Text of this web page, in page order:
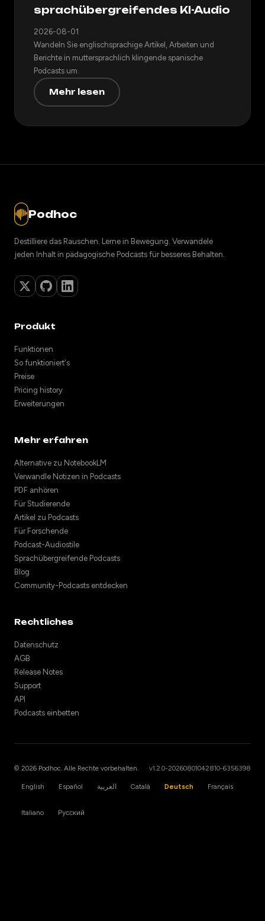
sprachübergreifendes KI-Audio
2026-08-01
Wandeln Sie englischsprachige Artikel, Arbeiten und
Berichte in muttersprachlich klingende spanische
Podcasts um.
Mehr lesen
Podhoc
Destilliere das Rauschen. Lerne in Bewegung. Verwandele
jeden Inhalt in pädagogische Podcasts für besseres Behalten.
Produkt
Funktionen
So funktioniert's
Preise
Pricing history
Erweiterungen
Mehr erfahren
Alternative zu NotebookLM
Verwandle Notizen in Podcasts
PDF anhören
Für Studierende
Artikel zu Podcasts
Für Forschende
Podcast-Audiostile
Sprachübergreifende Podcasts
Blog
Community-Podcasts entdecken
Rechtliches
Datenschutz
AGB
Release Notes
Support
API
Podcasts einbetten
© 2026 Podhoc. Alle Rechte vorbehalten. v1.2.0-20260801042810-6356398
English Español العربية Català Deutsch Français
Italiano Русский